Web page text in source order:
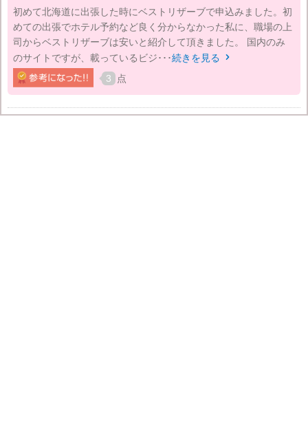
初めて北海道に出張した時にベストリザーブで申込みました。初
めての出張でホテル予約など良く分からなかった私に、職場の上
司からベストリザーブは安いと紹介して頂きました。 国内のみ
のサイトですが、載っているビジ･･･続きを見る 
3 点